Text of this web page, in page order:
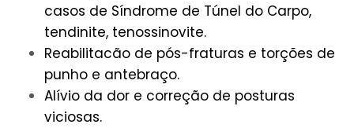
casos de Síndrome de Túnel do Carpo,
tendinite, tenossinovite.
Reabilitacão de pós-fraturas e torções de
punho e antebraço.
Alívio da dor e correção de posturas
viciosas.